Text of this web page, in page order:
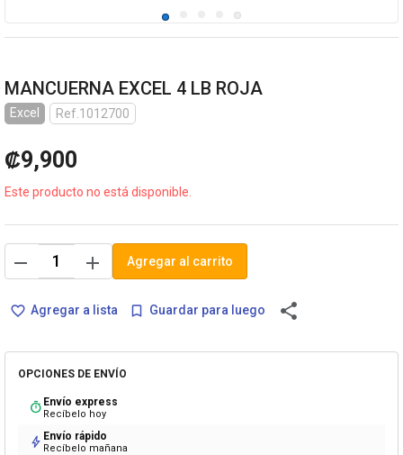
MANCUERNA EXCEL 4 LB ROJA
Excel Ref.1012700
₡9,900
Este producto no está disponible.
remove add Agregar al carrito
favorite_border Agregar a lista bookmark_border Guardar para luego share
OPCIONES DE ENVÍO
timer Envío express
Recíbelo hoy
bolt Envío rápido
Recíbelo mañana